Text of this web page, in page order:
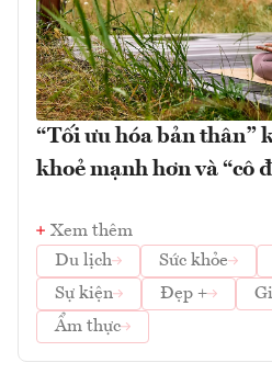
“Tối ưu hóa bản thân”
khoẻ mạnh hơn và “cô
Xem thêm
Du lịch
Sức khỏe
Sự kiện
Đẹp +
Ẩm thực